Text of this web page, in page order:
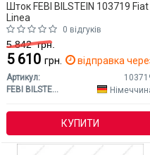
Шток FEBI BILSTEIN 103719 Fiat
Linea
0 відгуків
5 842грн.
5 610 грн. відправка
Артикул:
FEBI BILSTEIN
КУПИТИ